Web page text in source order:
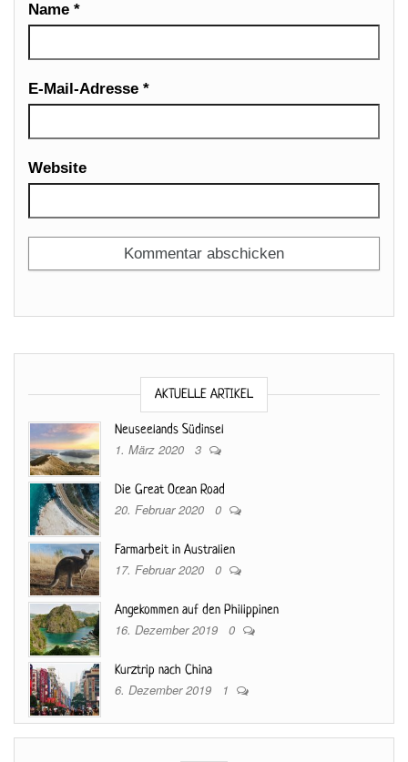
Name *
E-Mail-Adresse *
Website
AKTUELLE ARTIKEL
Neuseelands Südinsel
1. März 2020 3
Die Great Ocean Road
20. Februar 2020 0
Farmarbeit in Australien
17. Februar 2020 0
Angekommen auf den Philippinen
16. Dezember 2019 0
Kurztrip nach China
6. Dezember 2019 1